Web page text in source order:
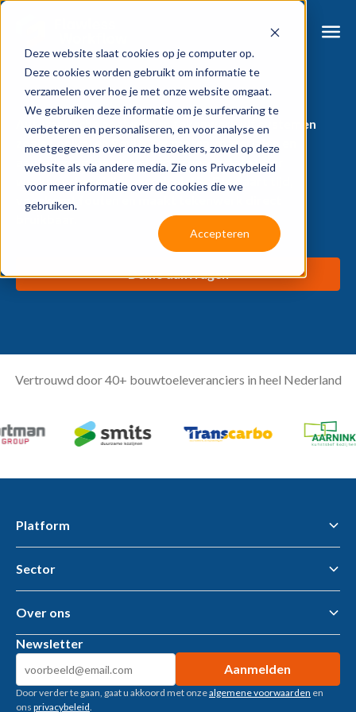
Deze website slaat cookies op je computer op.
Deze cookies worden gebruikt om informatie te
verzamelen over hoe je met onze website omgaat.
We gebruiken deze informatie om je surfervaring te
verbeteren en personaliseren, en voor analyse en
meetgegevens over onze bezoekers, zowel op deze
website als via andere media. Zie ons Privacybeleid
voor meer informatie over de cookies die we
gebruiken.
Accepteren
Automatische analyse van tekenwerk uit systemen
zoals Logikal en Revit. Zet maten, materialen en
aantallen om naar gestructureerde data voor
werkvoorbereiding en calculatie. Bespaart tijd,
voorkomt fouten en maakt tekenwerk direct
Demo aanvragen
Vertrouwd door 40+ bouwtoeleveranciers in heel Nederland
Platform
Flawless Workflow Data & AI Platform
Business Intelligence
AI tools & AI Agents
Sector
Gemeenten – openbare ruimte
Woningcorporaties
Metaalbewerking
Bouwtoeleveranciers
Machinebouw
Installatietechniek
Over ons
Over ons
Kennisbank
Klantverhalen
Newsletter
Door verder te gaan, gaat u akkoord met onzealgemene voorwaarden en
ons privacybeleid.